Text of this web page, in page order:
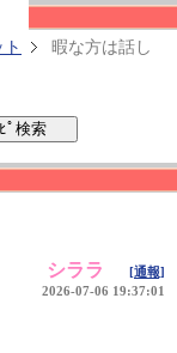
暇な方は話し
シララ
[通報]
2026-07-06 19:37:01